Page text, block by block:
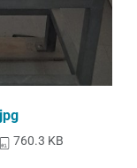
760.3 KB